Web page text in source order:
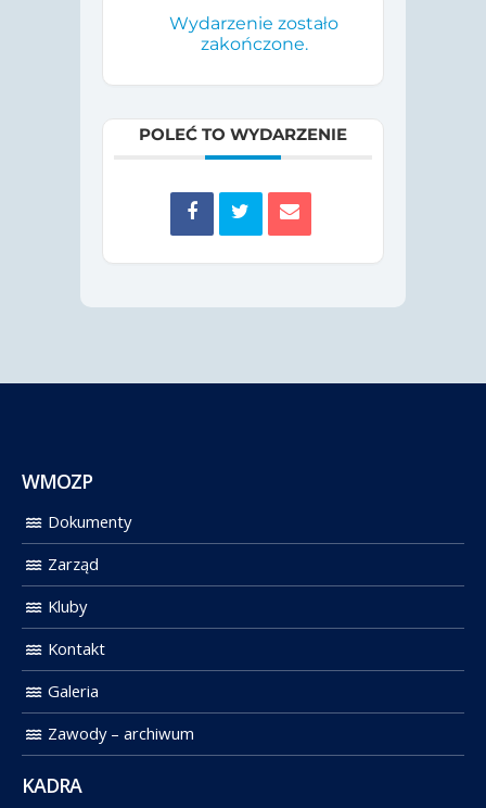
Wydarzenie zostało
zakończone.
POLEĆ TO WYDARZENIE
WMOZP
Dokumenty
Zarząd
Kluby
Kontakt
Galeria
Zawody – archiwum
KADRA